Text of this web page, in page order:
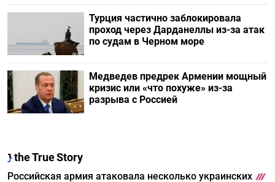
Турция частично заблокировала
проход через Дарданеллы из-за атак
по судам в Черном море
Медведев предрек Армении мощный
кризис или «что похуже» из-за
разрыва с Россией